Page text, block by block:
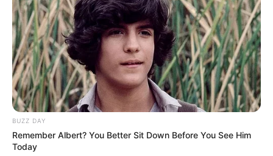
Anti Mainstream, 10 Cara
Membawa Barang Belanjaan
Versi Warga Thailand
BUZZ DAY
Remember Albert? You Better Sit Down Before You See Him
Today